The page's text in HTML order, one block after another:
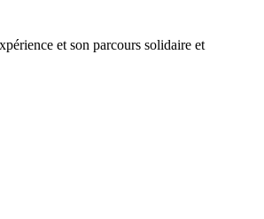
et son parcours solidaire et